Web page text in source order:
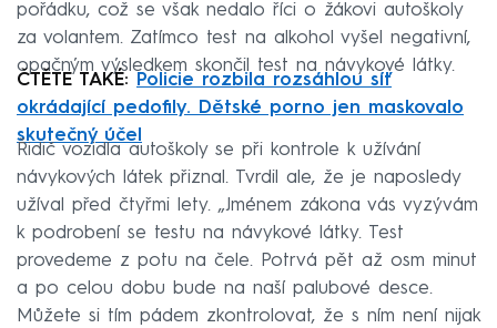
pořádku, což se však nedalo říci o žákovi autoškoly
za volantem. Zatímco test na alkohol vyšel negativní,
opačným výsledkem skončil test na návykové látky.
ČTĚTE TAKÉ:
Policie rozbila rozsáhlou síť
okrádající pedofily. Dětské porno jen maskovalo
skutečný účel
Řidič vozidla autoškoly se při kontrole k užívání
návykových látek přiznal. Tvrdil ale, že je naposledy
užíval před čtyřmi lety. „Jménem zákona vás vyzývám
k podrobení se testu na návykové látky. Test
provedeme z potu na čele. Potrvá pět až osm minut
a po celou dobu bude na naší palubové desce.
Můžete si tím pádem zkontrolovat, že s ním není nijak